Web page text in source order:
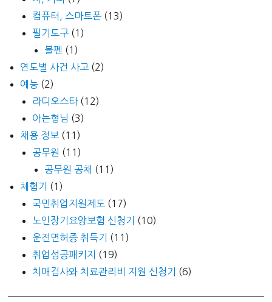
컴퓨터, 스마트폰 (13)
필기도구 (1)
볼펜 (1)
연도별 사건 사고 (2)
예능 (2)
라디오스타(12)
아는형님 (3)
채용 정보 (11)
공무원 (11)
공무원 공채 (11)
체험기
(1)
국민취업지원제도 (17)
노인장기요양보험 신청기
(10)
운전면허증 취득기
(11)
취업성공패키지
(19)
치매검사와 치료관리비 지원 신청기
(6)